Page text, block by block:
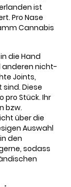
ist
Pro Nase
Cannabis
die Hand
anderen nicht-
Joints,
Diese
pro Stück. Ihr
bzw.
über die
Auswahl
den
sodass